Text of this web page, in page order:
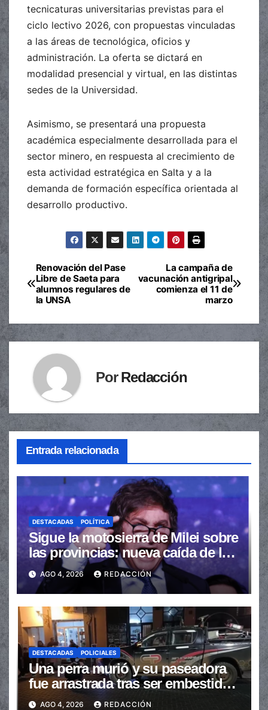
tecnicaturas universitarias previstas para el
ciclo lectivo 2026, con propuestas vinculadas
a las áreas de tecnológica, oficios y
administración. La oferta se dictará en
modalidad presencial y virtual, en las distintas
sedes de la Universidad.
Asimismo, se presentará una propuesta
académica especialmente desarrollada para el
sector minero, en respuesta al crecimiento de
esta actividad estratégica en Salta y a la
demanda de formación específica orientada al
desarrollo productivo.
Navegación
de
entradas
La campaña de
vacunación antigripal
comienza el 11 de
marzo
Renovación del Pase
Libre de Saeta para
alumnos regulares de
la UNSA
PorRedacción
Entrada relacionada
DESTACADAS POLÍTICA
Sigue la motosierra de Milei sobre
las provincias: nueva caída de las
transferencias no automáticas
AGO 4, 2026 REDACCIÓN
DESTACADAS POLICIALES
Una perra murió y su paseadora
fue arrastrada tras ser embestidas
en la senda peatonal
AGO 4, 2026 REDACCIÓN